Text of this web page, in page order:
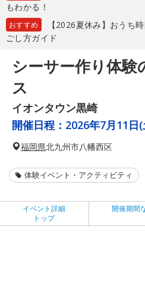
もわかる！
おすすめ
【2026夏休み】おうち
ごし方ガイド
シーサー作り体験
ス
イオンタウン黒崎
開催日程： 2026年7月11日
福岡県北九州市八幡西区
体験イベント・アクティビティ
イベント詳細
トップ
開催期間